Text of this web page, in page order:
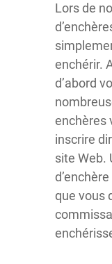
Lors de
enchérir.
d’abord
enchères
inscrire
site Web.
que vous